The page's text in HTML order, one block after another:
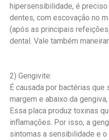
hipersensibilidade, é
dentes, com escovação no
(após as principais
dental. Vale também
2) Gengivite:
É causada por bactérias que
margem e abaixo da
Essa placa produz toxinas
inflamações. Por isso, a
sintomas a sensibilidade e